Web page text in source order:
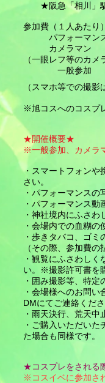
★阪急「相川」
参加費（１人あたり
パフォーマンス
カメラマン
（一眼レフ等のカメ
一般参
（スマホ等での撮影
​※旭コスへのコスプ
★開催概要★
※一般参加、カメラ
・スマートフォンや
さい。
・パフォーマンス
・パフォーマンス動
・神社境内にふさわ
・会場内での血糊の
・歩きタバコ、ゴ
（その際、参加費
・観覧にふさわし
い。※撮影許可書を
・囲み撮影等、特定
・会場様へのお問
DMにてご連絡くださ
・雨天決行、荒天
・ご購入いただい
た場合も同様です。
★コスプレをされる
※コスイベに参加さ